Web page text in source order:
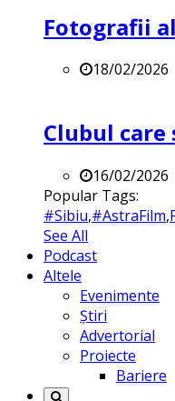
Fotografii
18/02/2026
Clubul care
16/02/2026
Popular Tags:
#Sibiu,#AstraFilm,
See All
Podcast
Altele
Evenimente
Știri
Advertorial
Proiecte
Bariere